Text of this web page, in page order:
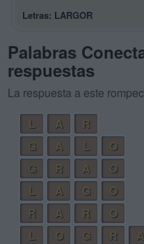
Letras: LARGOR
Palabras
respuestas
La respuesta a este
L
A
R
G
A L
O
G
R A
O
L
A G
O
R
A R
O
L
O G R
A